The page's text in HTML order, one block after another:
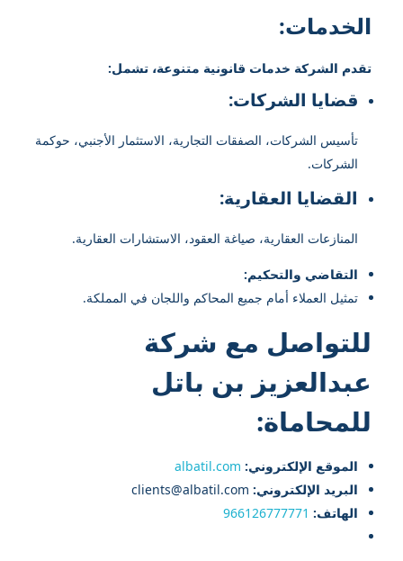
الخدمات:
تقدم الشركة خدمات قانونية متنوعة، تشمل:
قضايا الشركات:
تأسيس الشركات، الصفقات التجارية، الاستثمار الأجنبي، حوكمة
الشركات.
القضايا العقارية:
المنازعات العقارية، صياغة العقود، الاستشارات العقارية.
التقاضي والتحكيم:
تمثيل العملاء أمام جميع المحاكم واللجان في المملكة.
للتواصل مع شركة
عبدالعزيز بن باتل
للمحاماة:
الموقع الإلكتروني: albatil.com
البريد الإلكتروني:
الهاتف: 966126777771